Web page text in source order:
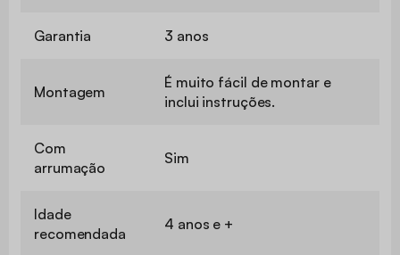
Garantia 3 anos
Montagem
É muito fácil de montar e
inclui instruções.
Com
arrumação
Sim
Idade
recomendada
4 anos e +